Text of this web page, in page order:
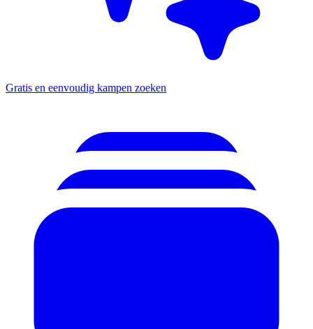
Gratis en eenvoudig kampen zoeken